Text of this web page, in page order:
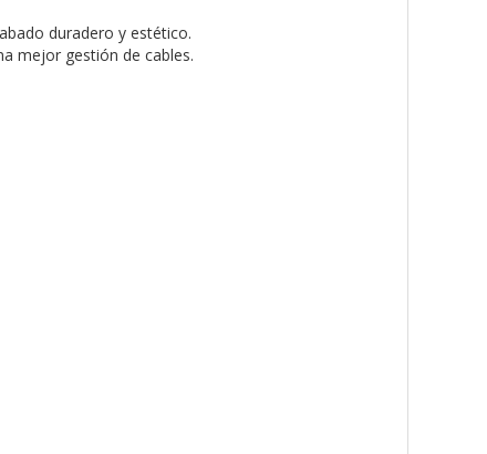
duradero y estético.
mejor gestión de cables.